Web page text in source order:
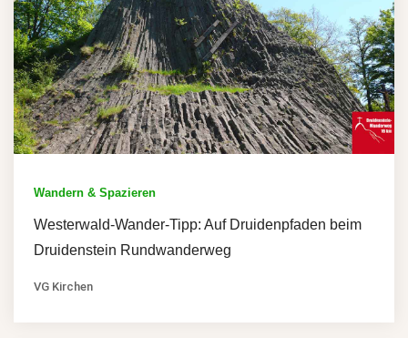
Wandern & Spazieren
Westerwald-Wander-Tipp: Auf Druidenpfaden beim
Druidenstein Rundwanderweg
VG Kirchen